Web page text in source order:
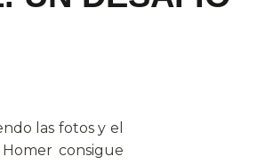
las fotos y el
consigue